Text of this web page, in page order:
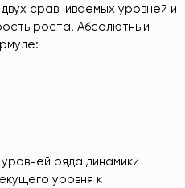
сравниваемых уровней и
роста. Абсолютный
ряда динамики
уровня к